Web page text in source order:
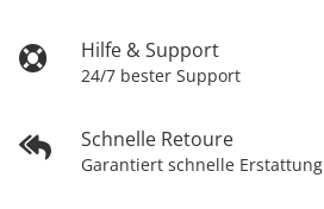
Hilfe & Support
24/7 bester Support
Schnelle Retoure
Garantiert schnelle Erstattung